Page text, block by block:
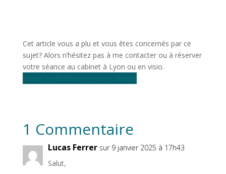
Cet article vous a plu et vous êtes concernés par ce
sujet? Alors n’hésitez pas à me contacter ou à réserver
votre séance au cabinet à Lyon ou en visio.
1 Commentaire
Lucas Ferrer sur 9 janvier 2025 à 17h43
Salut,